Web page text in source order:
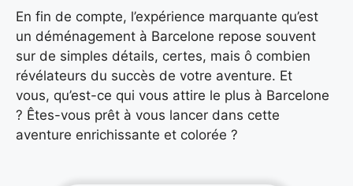
En fin de compte, l’expérience marquante qu’est
un déménagement à Barcelone repose souvent
sur de simples détails, certes, mais ô combien
révélateurs du succès de votre aventure. Et
vous, qu’est-ce qui vous attire le plus à Barcelone
? Êtes-vous prêt à vous lancer dans cette
aventure enrichissante et colorée ?